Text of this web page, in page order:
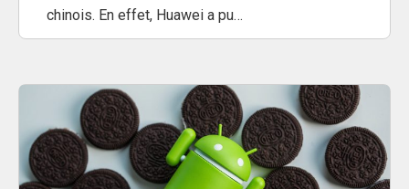
chinois. En effet, Huawei a pu…